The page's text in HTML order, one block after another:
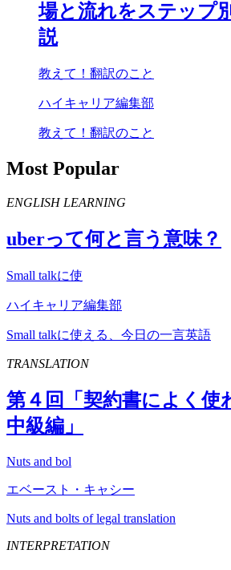
場と流れをステップ
説
教えて！翻訳のこと
ハイキャリア編集部
教えて！翻訳のこと
Most Popular
ENGLISH LEARNING
uberって何と言う意味？
Small talkに使
ハイキャリア編集部
Small talkに使える、今日の一言英語
TRANSLATION
第４回「契約書によく使
中級編」
Nuts and bol
エベースト・キャシー
Nuts and bolts of legal translation
INTERPRETATION